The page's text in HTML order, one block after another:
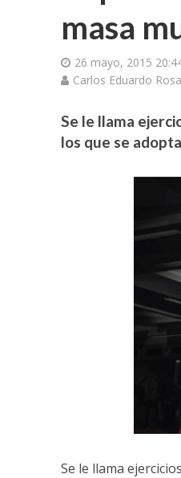
masa
26 mayo, 2015
Carlos Eduardo
Se le llama
los que se
Se le llama